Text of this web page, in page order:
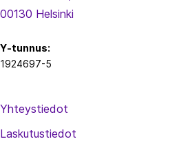
u
s
00130 Helsinki
Y-tunnus:
1924697-5
Yhteystiedot
Laskutustiedot